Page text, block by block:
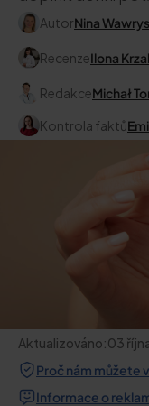
AutorNina
RecenzeIlona
RedakceMichał
Kontrola faktů
Aktualizováno:03
Proč nám můžete
Informace o